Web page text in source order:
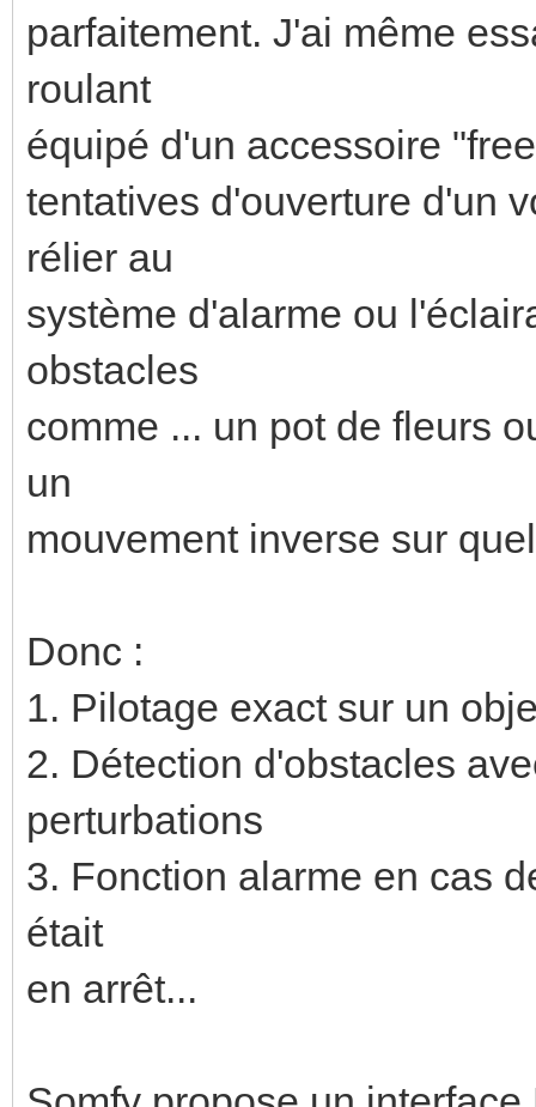
parfaitement. J'ai même
roulant
équipé d'un accessoire
tentatives d'ouverture d'un
rélier au
système d'alarme ou
obstacles
comme ... un pot de fleurs
un
mouvement inverse sur
Donc :
1. Pilotage exact sur un
2. Détection d'obstacles
perturbations
3. Fonction alarme en cas
était
en arrêt...